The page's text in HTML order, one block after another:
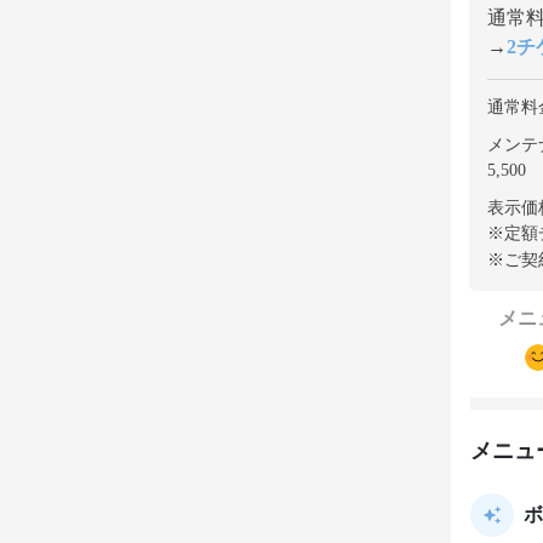
通常
→2チ
通常料
メン
5,500
表示価
※定額
※ご契
メ
メニュ